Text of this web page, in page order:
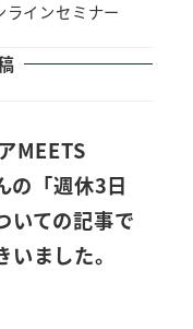
ラインセミナー
MEETS
の「週休3日
いての記事で
ました。